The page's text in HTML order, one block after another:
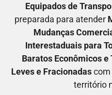
Equipados de
preparada para atender
Mudanças
Interestaduais para
Baratos Econômicose
Leves e Fracionadascom
território